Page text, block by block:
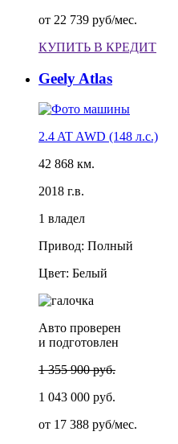
от 22 739 руб/мес.
КУПИТЬ В КРЕДИТ
Geely Atlas
2.4 AT AWD (148 л.с.)
42 868 км.
2018 г.в.
1 владел
Привод: Полный
Цвет: Белый
Авто проверен
и подготовлен
1 355 900 руб.
1 043 000 руб.
от 17 388 руб/мес.